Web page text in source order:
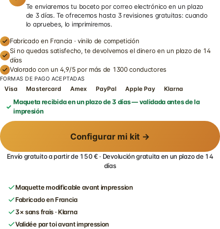
Te enviaremos tu boceto por correo electrónico en un plazo
de 3 días. Te ofrecemos hasta 3 revisiones gratuitas: cuando
lo apruebes, lo imprimiremos.
Fabricado en Francia · vinilo de competición
Si no quedas satisfecho, te devolvemos el dinero en un plazo de 14
días
Valorado con un 4,9/5 por más de 1300 conductores
FORMAS DE PAGO ACEPTADAS
Visa Mastercard Amex PayPal Apple Pay Klarna
Maqueta recibida en un plazo de 3 días — validada antes de la
impresión
Configurar mi kit →
Envío gratuito a partir de 150 € · Devolución gratuita en un plazo de 14
días
Maquette modificable avant impression
Fabricado en Francia
3× sans frais · Klarna
Validée par toi avant impression